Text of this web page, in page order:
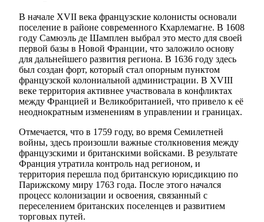
В начале XVII века французские колонисты основали
поселение в районе современного Кхарлемагне. В 1608
году Самюэль де Шамплен выбрал это место для своей
первой базы в Новой Франции, что заложило основу
для дальнейшего развития региона. В 1636 году здесь
был создан форт, который стал опорным пунктом
французской колониальной администрации. В XVIII
веке территория активнее участвовала в конфликтах
между Францией и Великобританией, что привело к её
неоднократным изменениям в управлении и границах.
Отмечается, что в 1759 году, во время Семилетней
войны, здесь произошли важные столкновения между
французскими и британскими войсками. В результате
Франция утратила контроль над регионом, и
территория перешла под британскую юрисдикцию по
Парижскому миру 1763 года. После этого начался
процесс колонизации и освоения, связанный с
переселением британских поселенцев и развитием
торговых путей.